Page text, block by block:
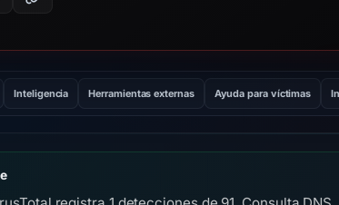
Inteligencia Herramientas externas Ayuda para víctimas